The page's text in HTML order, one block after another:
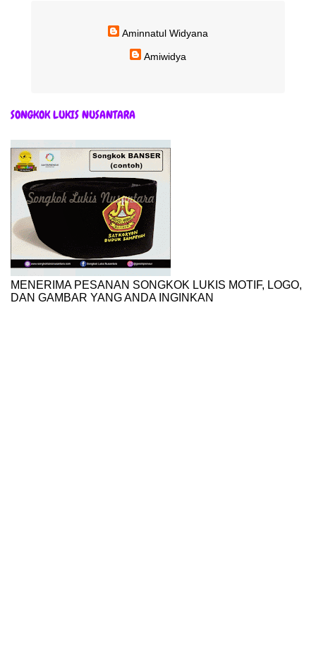
Aminnatul Widyana
Amiwidya
SONGKOK LUKIS NUSANTARA
MENERIMA PESANAN SONGKOK LUKIS MOTIF, LOGO,
DAN GAMBAR YANG ANDA INGINKAN